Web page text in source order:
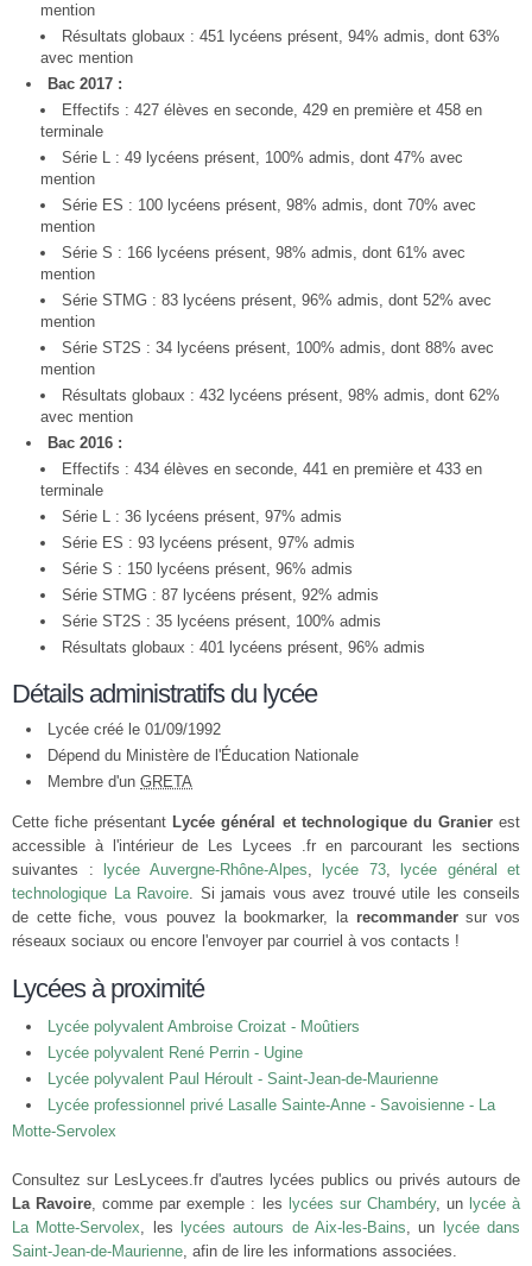
mention
Résultats globaux : 451 lycéens présent, 94% admis, dont 63%
avec mention
Bac 2017 :
Effectifs : 427 élèves en seconde, 429 en première et 458 en
terminale
Série L : 49 lycéens présent, 100% admis, dont 47% avec
mention
Série ES : 100 lycéens présent, 98% admis, dont 70% avec
mention
Série S : 166 lycéens présent, 98% admis, dont 61% avec
mention
Série STMG : 83 lycéens présent, 96% admis, dont 52% avec
mention
Série ST2S : 34 lycéens présent, 100% admis, dont 88% avec
mention
Résultats globaux : 432 lycéens présent, 98% admis, dont 62%
avec mention
Bac 2016 :
Effectifs : 434 élèves en seconde, 441 en première et 433 en
terminale
Série L : 36 lycéens présent, 97% admis
Série ES : 93 lycéens présent, 97% admis
Série S : 150 lycéens présent, 96% admis
Série STMG : 87 lycéens présent, 92% admis
Série ST2S : 35 lycéens présent, 100% admis
Résultats globaux : 401 lycéens présent, 96% admis
Détails administratifs du lycée
Lycée créé le 01/09/1992
Dépend du Ministère de l'Éducation Nationale
Membre d'un GRETA
Cette fiche présentant Lycée général et technologique du Granierest
accessible à l'intérieur de Les Lycees .fr en parcourant les sections
suivantes :
lycée Auvergne-Rhône-Alpes, lycée 73,
lycée général et
technologique La Ravoire. Si jamais vous avez trouvé utile les conseils
de cette fiche, vous pouvez la bookmarker, la recommandersur vos
réseaux sociaux ou encore l'envoyer par courriel à vos contacts !
Lycées à proximité
Lycée polyvalent Ambroise Croizat - Moûtiers
Lycée polyvalent René Perrin - Ugine
Lycée polyvalent Paul Héroult - Saint-Jean-de-Maurienne
Lycée professionnel privé Lasalle Sainte-Anne - Savoisienne - La
Motte-Servolex
Consultez sur LesLycees.fr d'autres lycées publics ou privés autours de
La Ravoire, comme par exemple : les lycées sur Chambéry, un lycée à
La Motte-Servolex, les lycées autours de Aix-les-Bains, un
lycée dans
Saint-Jean-de-Maurienne, afin de lire les informations associées.